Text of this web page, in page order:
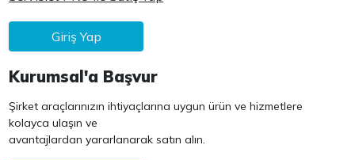
Giriş Yap
Kurumsal'a Başvur
Şirket araçlarınızın ihtiyaçlarına uygun ürün ve hizmetlere
kolayca ulaşın ve
avantajlardan yararlanarak satın alın.